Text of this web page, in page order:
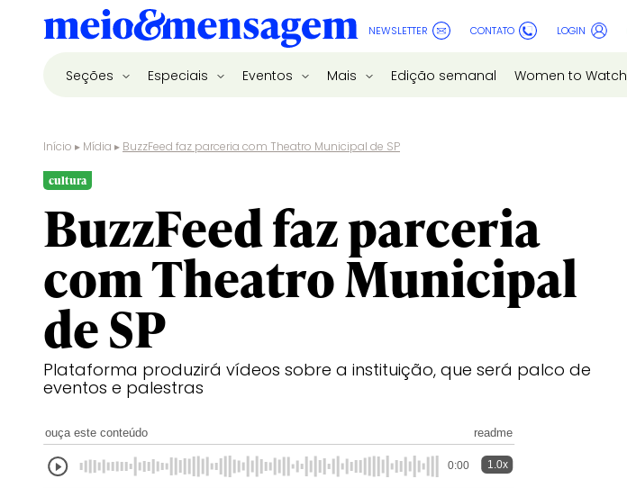
NEWSLETTER CONTATO LOGIN
Seções Especiais Eventos Mais Edição semanal Women to Watch
Início ▸ Mídia ▸ BuzzFeed faz parceria com Theatro Municipal de SP
cultura
BuzzFeed faz parceria
com Theatro Municipal
de SP
Plataforma produzirá vídeos sobre a instituição, que será palco de
eventos e palestras
ouça este conteúdo readme
0:00 1.0x